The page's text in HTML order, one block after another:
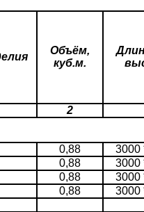
Объём,
куб.м.
2
0,88 3000
0,88 3000
0,88 3000
0,88 3000